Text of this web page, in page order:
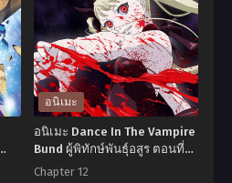
อนิเมะ
อนิเมะ Dance In The Vampire
Bund ผู้พิทักษ์พันธุ์อสูร ตอนที่1-
12 ซับไทย
Chapter 12